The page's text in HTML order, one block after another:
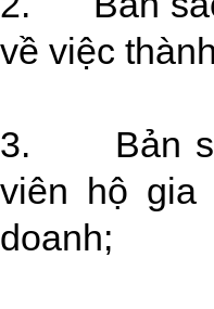
về việc
3. Bản
viên hộ gia
doanh;